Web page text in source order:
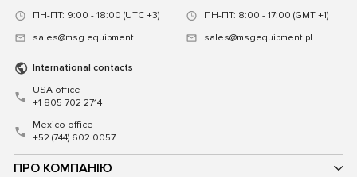
ПРО КОМПАНІЮ
ПН-ПТ: 9:00 - 18:00 (UTC +3)
sales@msg.equipment
ПН-ПТ: 8:00 - 17:00 (GMT +1)
sales@msgequipment.pl
International contacts
USA office
+1 805 702 2714
Mexico office
+52 (744) 602 0057